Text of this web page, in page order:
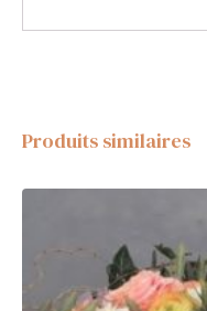
Produits similaires